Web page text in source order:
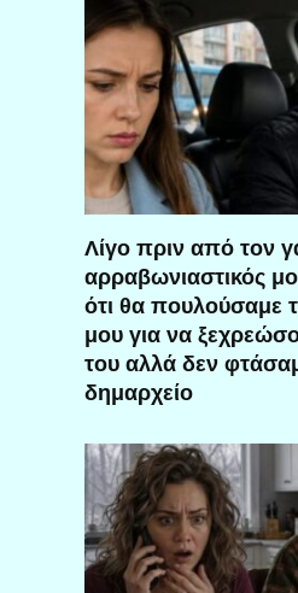
Λίγο πριν από τον
αρραβωνιαστικός
ότι θα πουλούσαμε
μου για να
του αλλά δεν
δημαρχείο